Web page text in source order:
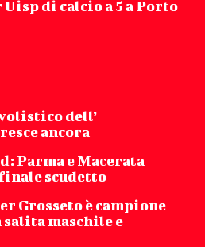
di calcio a 5 a Porto
dell’
ancora
Parma e Macerata
scudetto
Grosseto è campione
salita maschile e